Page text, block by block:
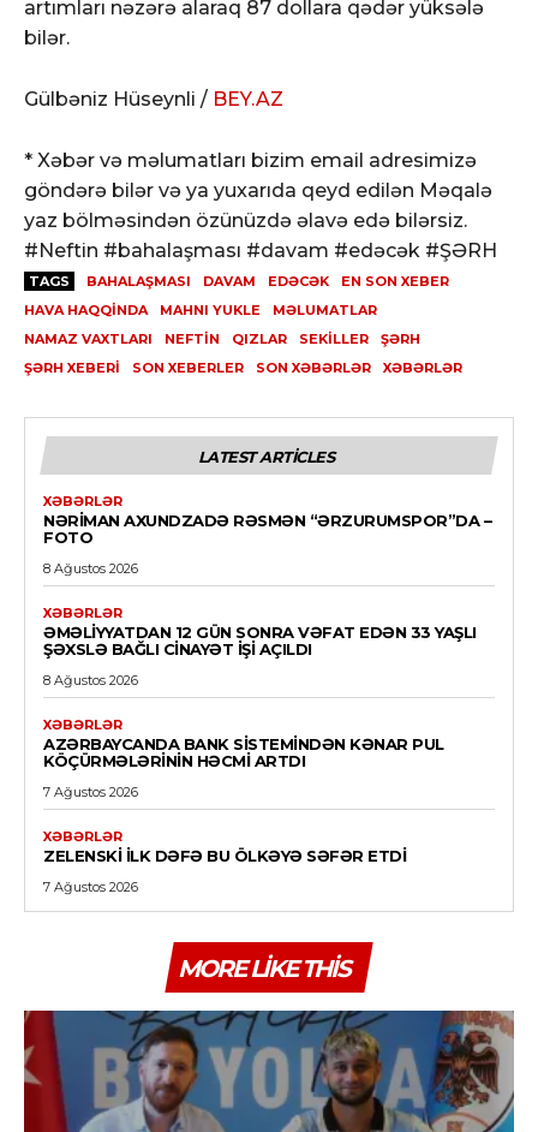
artımları nəzərə alaraq 87 dollara qədər yüksələ
bilər.
Gülbəniz Hüseynli / BEY.AZ
* Xəbər və məlumatları bizim email adresimizə
göndərə bilər və ya yuxarıda qeyd edilən Məqalə
yaz bölməsindən özünüzdə əlavə edə bilərsiz.
#Neftin #bahalaşması #davam #edəcək #ŞƏRH
TAGS BAHALAŞMASI DAVAM EDƏCƏK
EN SON XEBER
HAVA HAQQINDA
MAHNI YUKLE
MƏLUMATLAR
NAMAZ VAXTLARI
NEFTIN QIZLAR SEKILLER
ŞƏRH
ŞƏRH XEBERI
SON XEBERLER SON XƏBƏRLƏR XƏBƏRLƏR
LATEST ARTICLES
XƏBƏRLƏR
NƏRIMAN AXUNDZADƏ RƏSMƏN “ƏRZURUMSPOR”DA –
FOTO
8 Ağustos 2026
XƏBƏRLƏR
ƏMƏLIYYATDAN 12 GÜN SONRA VƏFAT EDƏN 33 YAŞLI
ŞƏXSLƏ BAĞLI CINAYƏT IŞI AÇILDI
8 Ağustos 2026
XƏBƏRLƏR
AZƏRBAYCANDA BANK SISTEMINDƏN KƏNAR PUL
KÖÇÜRMƏLƏRININ HƏCMI ARTDI
7 Ağustos 2026
XƏBƏRLƏR
ZELENSKI ILK DƏFƏ BU ÖLKƏYƏ SƏFƏR ETDI
7 Ağustos 2026
MORE LIKE THIS